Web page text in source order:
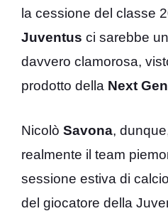
la cessione del classe
Juventus ci sarebbe
davvero clamorosa,
prodotto della Next
Nicolò Savona,
realmente il team
sessione estiva di
del giocatore della